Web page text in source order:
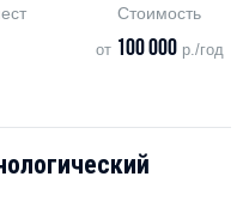
Стоимость
от 100 000р./год